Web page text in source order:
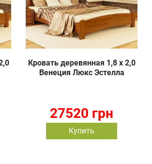
Кровать деревянная 1,8 х 2,0
Венеция Люкс Эстелла
27520 грн
Купить